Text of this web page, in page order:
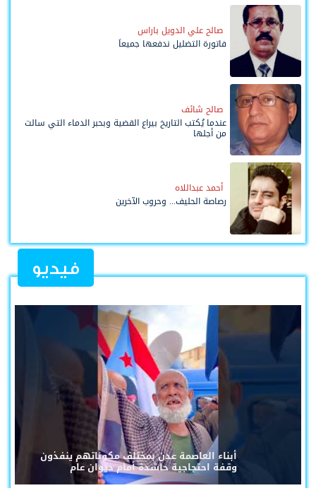
صالح علي الدويل باراس
فاتورة التضليل ندفعها جميعاً
صالح شائف
عندما يُكتب التاريخ بيراع القضية وبحبر الدماء التي سالت
من أجلها
أحمد عبداللاه
رصاصة الحليف... وحروب الآخرين
فيديو
أبناء العاصمة عدن بمختلف مكوناتهم ينفذون
وقفة احتجاجية حاشدة أمام ديوان عام